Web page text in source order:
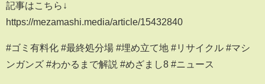
記事はこちら↓
https://mezamashi.media/article/15432840
#ゴミ有料化 #最終処分場 #埋め立て地 #リサイクル #マシ
ンガンズ #わかるまで解説 #めざまし8 #ニュース